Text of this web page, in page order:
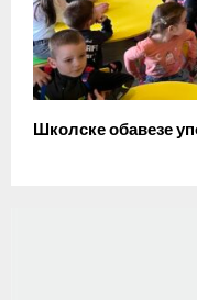
Школске обавезе